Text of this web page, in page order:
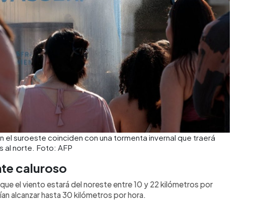
el suroeste coinciden con una tormenta invernal que traerá
al norte. Foto: AFP
caluroso
el viento estará del noreste entre 10 y 22 kilómetros por
alcanzar hasta 30 kilómetros por hora.